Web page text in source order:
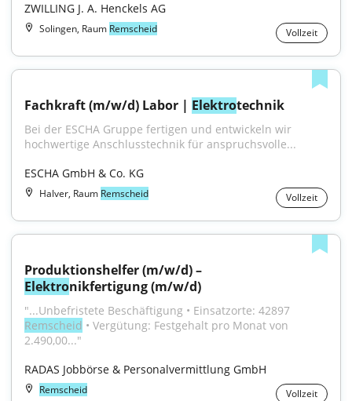
ZWILLING J. A. Henckels AG
Solingen, Raum Remscheid Vollzeit
Fachkraft (m/w/d) Labor | Elektrotechnik
Bei der ESCHA Gruppe fertigen und entwickeln wir
hochwertige Anschlusstechnik für anspruchsvolle...
ESCHA GmbH & Co. KG
Halver, Raum Remscheid Vollzeit
Elektronikfertigung (m/w/d)
Remscheid • Vergütung: Festgehalt pro Monat von
2.490,00..."
RADAS Jobbörse & Personalvermittlung GmbH
Remscheid Vollzeit